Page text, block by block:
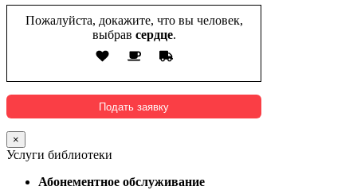
Пожалуйста, докажите, что вы человек,
выбрав сердце.
×
Услуги библиотеки
Абонементное обслуживание